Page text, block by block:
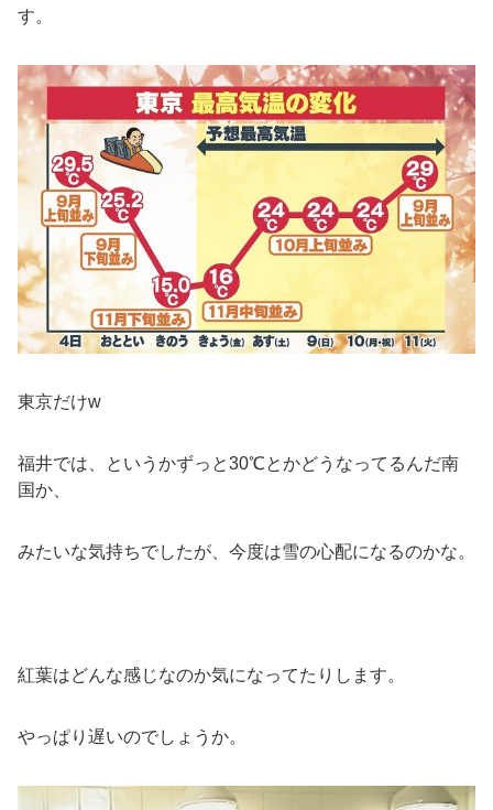
す。
東京だけw
福井では、というかずっと30℃とかどうなってるんだ南
国か、
みたいな気持ちでしたが、今度は雪の心配になるのかな。
紅葉はどんな感じなのか気になってたりします。
やっぱり遅いのでしょうか。